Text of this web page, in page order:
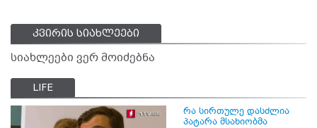
კვირის სიახლეები
სიახლეები ვერ მოიძებნა
LIFE
რა სირთულე დასძლია
პატარა მსახიობმა